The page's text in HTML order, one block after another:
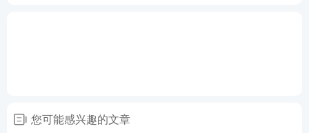
您可能感兴趣的文章